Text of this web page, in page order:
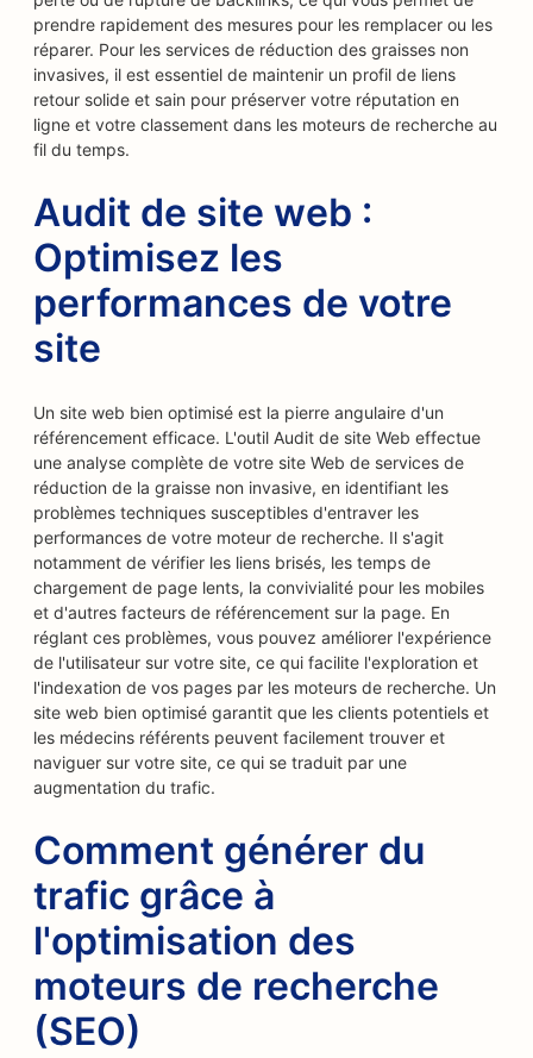
prendre rapidement des mesures pour les remplacer ou les
réparer. Pour les services de réduction des graisses non
invasives, il est essentiel de maintenir un profil de liens
retour solide et sain pour préserver votre réputation en
ligne et votre classement dans les moteurs de recherche au
fil du temps.
Audit de site web :
Optimisez les
performances de votre
site
Un site web bien optimisé est la pierre angulaire d'un
référencement efficace. L'outil Audit de site Web effectue
une analyse complète de votre site Web de services de
réduction de la graisse non invasive, en identifiant les
problèmes techniques susceptibles d'entraver les
performances de votre moteur de recherche. Il s'agit
notamment de vérifier les liens brisés, les temps de
chargement de page lents, la convivialité pour les mobiles
et d'autres facteurs de référencement sur la page. En
réglant ces problèmes, vous pouvez améliorer l'expérience
de l'utilisateur sur votre site, ce qui facilite l'exploration et
l'indexation de vos pages par les moteurs de recherche. Un
site web bien optimisé garantit que les clients potentiels et
les médecins référents peuvent facilement trouver et
naviguer sur votre site, ce qui se traduit par une
augmentation du trafic.
Comment générer du
trafic grâce à
l'optimisation des
moteurs de recherche
(SEO)